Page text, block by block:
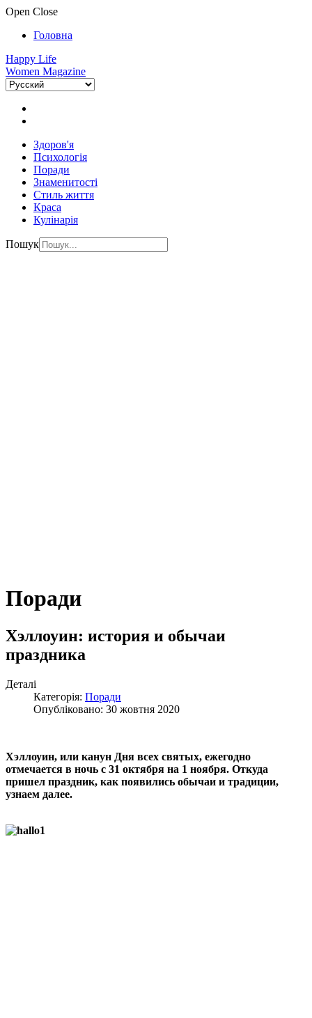
Open Close
Головна
Happy Life
Women Magazine
Здоров'я
Психологія
Поради
Знаменитості
Стиль життя
Краса
Кулінарія
Пошук
Поради
Хэллоуин: история и обычаи
праздника
Деталі
Категорія: Поради
Опубліковано: 30 жовтня 2020
Хэллоуин, или канун Дня всех святых, ежегодно
отмечается в ночь с 31 октября на 1 ноября. Откуда
пришел праздник, как появились обычаи и традиции,
узнаем далее.